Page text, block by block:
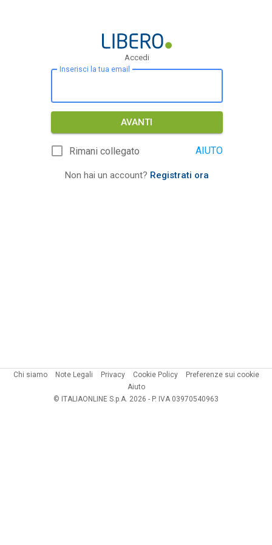
Accedi
Inserisci la tua email
AVANTI
Rimani collegato AIUTO
Non hai un account? Registrati ora
Chi siamo Note Legali Privacy Cookie Policy
Preferenze sui cookie
Aiuto
© ITALIAONLINE S.p.A. 2026 - P. IVA 03970540963